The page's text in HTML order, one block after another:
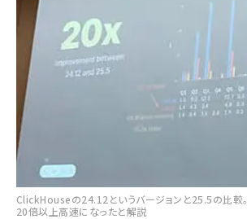
ClickHouseの24.12というバージョンと25.5の比較。
20倍以上高速になったと解説